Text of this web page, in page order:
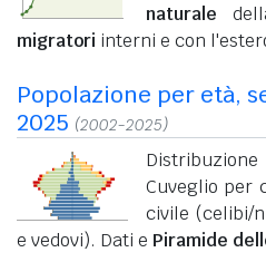
naturale
migratori interni e con
Popolazione per età,
2025 (2002-2025)
Cuveglio per
civile (celibi/
e vedovi). Dati e Piramide